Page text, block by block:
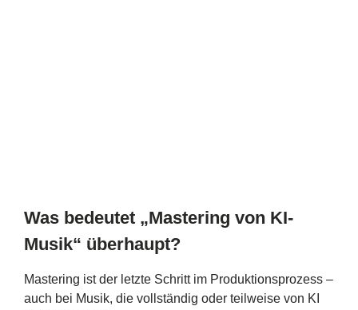
Was bedeutet „Mastering von KI-
Musik“ überhaupt?
Mastering ist der letzte Schritt im Produktionsprozess –
auch bei Musik, die vollständig oder teilweise von KI